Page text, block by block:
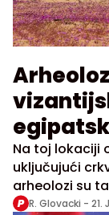
Na toj lokaciji
uključujući
arheolozi su
grnčarije i
R. Glovacki - 21.